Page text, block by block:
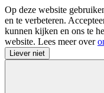
Op deze website
en te verbeteren.
kunnen kijken en ons te
website. Lees meer over
Liever niet